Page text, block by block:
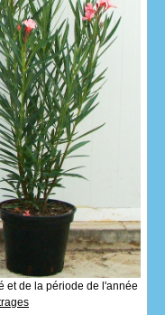
et de la période de l'année